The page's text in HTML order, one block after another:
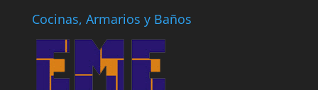
Cocinas, Armarios y Baños